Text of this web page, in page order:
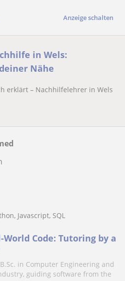
Anzeige schalten
in Wels:
Nähe
erklärt – Nachhilfelehrer in Wels
Javascript, SQL
World Code: Tutoring by a
in Computer Engineering and
guiding software from the